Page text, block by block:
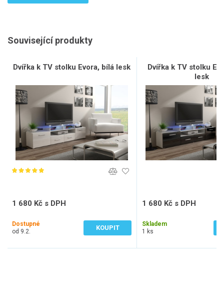
Související produkty
Dvířka k TV stolku Evora, bílá lesk
1 680 Kč s DPH
Dostupné
od 9.2.
KOUPIT
Dvířka k TV stolku
lesk
1 680 Kč s DPH
Skladem
1 ks